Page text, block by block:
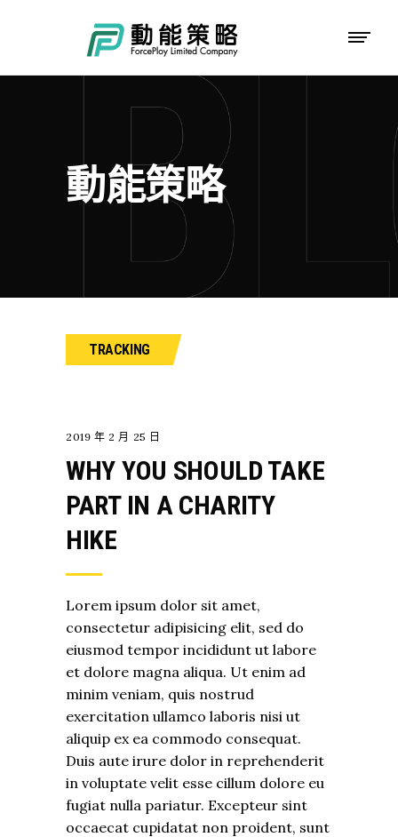
動能策略
TRACKING
2019 年 2 月 25 日
WHY YOU SHOULD TAKE
PART IN A CHARITY
HIKE
Lorem ipsum dolor sit amet,
consectetur adipisicing elit, sed do
eiusmod tempor incididunt ut labore
et dolore magna aliqua. Ut enim ad
minim veniam, quis nostrud
exercitation ullamco laboris nisi ut
aliquip ex ea commodo consequat.
Duis aute irure dolor in reprehenderit
in voluptate velit esse cillum dolore eu
fugiat nulla pariatur. Excepteur sint
occaecat cupidatat non proident, sunt